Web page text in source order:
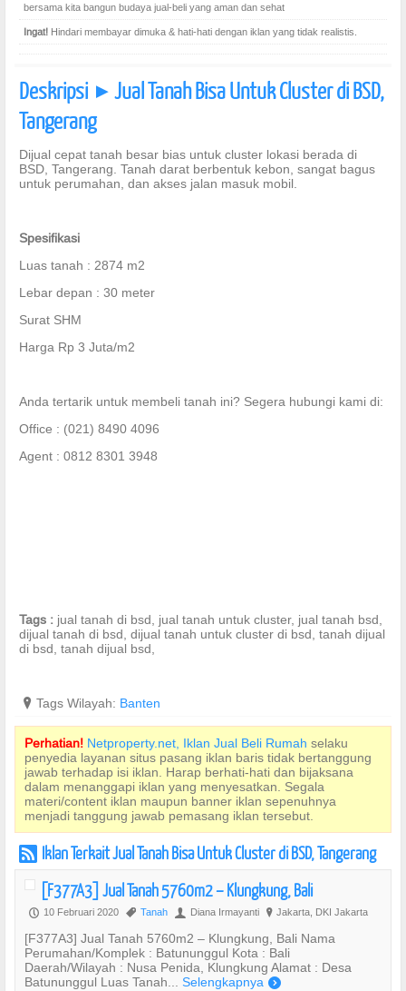
bersama kita bangun budaya jual-beli yang aman dan sehat
Ingat! Hindari membayar dimuka & hati-hati dengan iklan yang tidak realistis.
Deskripsi ] Jual Tanah Bisa Untuk Cluster di BSD,
Tangerang
Dijual cepat tanah besar bias untuk cluster lokasi berada di
BSD, Tangerang. Tanah darat berbentuk kebon, sangat bagus
untuk perumahan, dan akses jalan masuk mobil.
Spesifikasi
Luas tanah : 2874 m2
Lebar depan : 30 meter
Surat SHM
Harga Rp 3 Juta/m2
Anda tertarik untuk membeli tanah ini? Segera hubungi kami di:
Office : (021) 8490 4096
Agent : 0812 8301 3948
Tags : jual tanah di bsd, jual tanah untuk cluster, jual tanah bsd,
dijual tanah di bsd, dijual tanah untuk cluster di bsd, tanah dijual
di bsd, tanah dijual bsd,
? Tags Wilayah: Banten
Perhatian! Netproperty.net, Iklan Jual Beli Rumah selaku
penyedia layanan situs pasang iklan baris tidak bertanggung
jawab terhadap isi iklan. Harap berhati-hati dan bijaksana
dalam menanggapi iklan yang menyesatkan. Segala
materi/content iklan maupun banner iklan sepenuhnya
menjadi tanggung jawab pemasang iklan tersebut.
r Iklan Terkait Jual Tanah Bisa Untuk Cluster di BSD, Tangerang
[F377A3] Jual Tanah 5760m2 – Klungkung, Bali
P 10 Februari 2020 , Tanah U Diana Irmayanti ? Jakarta, DKI Jakarta
[F377A3] Jual Tanah 5760m2 – Klungkung, Bali Nama
Perumahan/Komplek : Batununggul Kota : Bali
Daerah/Wilayah : Nusa Penida, Klungkung Alamat : Desa
Batununggul Luas Tanah... Selengkapnya )